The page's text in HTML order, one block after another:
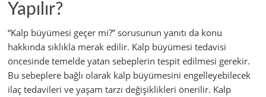
Yapılır?
“Kalp büyümesi geçer mi?” sorusunun yanıtı da konu
hakkında sıklıkla merak edilir. Kalp büyümesi tedavisi
öncesinde temelde yatan sebeplerin tespit edilmesi gerekir.
Bu sebeplere bağlı olarak kalp büyümesini engelleyebilecek
ilaç tedavileri ve yaşam tarzı değişiklikleri önerilir. Kalp